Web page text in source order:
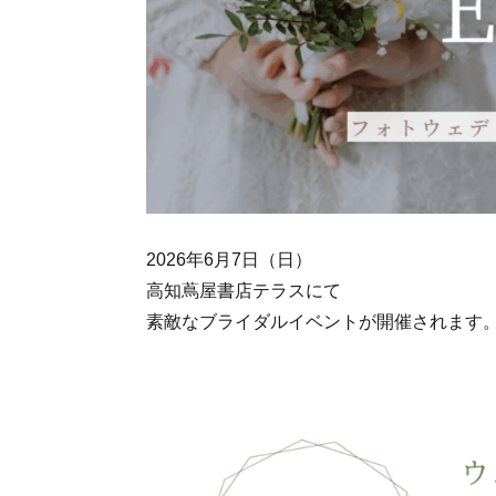
2026年6月7日（日）
高知蔦屋書店テラスにて
素敵なブライダルイベントが開催されます